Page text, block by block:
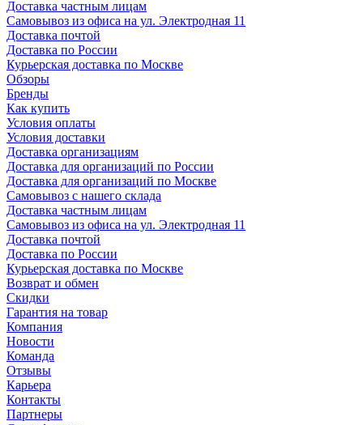
Доставка частным лицам
Самовывоз из офиса на ул. Электродная 11
Доставка почтой
Доставка по России
Курьерская доставка по Москве
Обзоры
Бренды
Как купить
Условия оплаты
Условия доставки
Доставка организациям
Доставка для организаций по России
Доставка для организаций по Москве
Самовывоз с нашего склада
Доставка частным лицам
Самовывоз из офиса на ул. Электродная 11
Доставка почтой
Доставка по России
Курьерская доставка по Москве
Возврат и обмен
Скидки
Гарантия на товар
Компания
Новости
Команда
Отзывы
Карьера
Контакты
Партнеры